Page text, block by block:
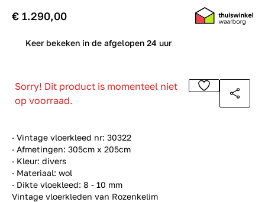
· Vintage vloerkleed nr: 30322
· Afmetingen: 305cm x 205cm
· Kleur: divers
· Materiaal: wol
· Dikte vloekleed: 8 - 10 mm
Vintage vloerkleden van Rozenkelim
€ 1.290,00
Keer bekeken in de afgelopen 24 uur
Sorry! Dit product is momenteel niet
op voorraad.